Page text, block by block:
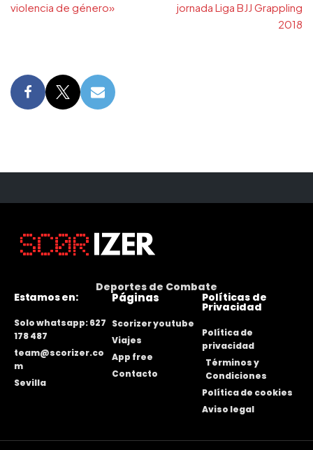
violencia de género»
jornada Liga BJJ Grappling
2018
Deportes de Combate
Estamos en:
Solo whatsapp: 627
178 487
team@scorizer.co
m
Sevilla
Páginas
Scorizer youtube
Viajes
App free
Contacto
Políticas de
Privacidad
Política de
privacidad
Términos y
Condiciones
Política de cookies
Aviso legal